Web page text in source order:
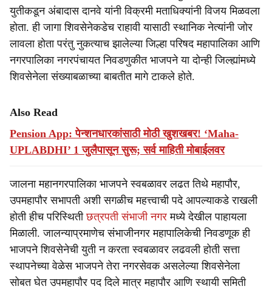
युतीकडून अंबादास दानवे यांनी विक्रमी मताधिक्यांनी विजय मिळवला
होता. ही जागा शिवसेनेकडेच राहावी यासाठी स्थानिक नेत्यांनी जोर
लावला होता परंतु नुकत्याच झालेल्या जिल्हा परिषद महापालिका आणि
नगरपालिका नगरपंचायत निवडणुकीत भाजपने या दोन्ही जिल्ह्यांमध्ये
शिवसेनेला संख्याबळाच्या बाबतीत मागे टाकले होते.
Also Read
Pension App: पेन्शनधारकांसाठी मोठी खुशखबर! ‘Maha-
UPLABDHI’ 1 जुलैपासून सुरू; सर्व माहिती मोबाईलवर
जालना महानगरपालिका भाजपने स्वबळावर लढत तिथे महापौर,
उपमहापौर सभापती अशी सगळीच महत्त्वाची पदे आपल्याकडे राखली
होती हीच परिस्थितीछत्रपती संभाजी नगरमध्ये देखील पाहायला
मिळाली. जालन्याप्रमाणेच संभाजीनगर महापालिकेची निवडणूक ही
भाजपने शिवसेनेची युती न करता स्वबळावर लढवली होती सत्ता
स्थापनेच्या वेळेस भाजपने तेरा नगरसेवक असलेल्या शिवसेनेला
सोबत घेत उपमहापौर पद दिले मात्र महापौर आणि स्थायी समिती